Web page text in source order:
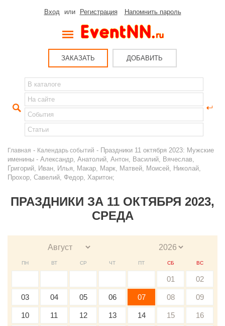
Вход или Регистрация Напомнить пароль
ЗАКАЗАТЬ ДОБАВИТЬ
Главная - Календарь событий - Праздники 11 октября 2023: Мужские
именины - Александр, Анатолий, Антон, Василий, Вячеслав,
Григорий, Иван, Илья, Макар, Марк, Матвей, Моисей, Николай,
Прохор, Савелий, Федор, Харитон;
ПРАЗДНИКИ ЗА 11 ОКТЯБРЯ 2023,
СРЕДА
ПН ВТ СР ЧТ ПТ СБ ВС
01 02
03 04 05 06 07 08 09
10 11 12 13 14 15 16